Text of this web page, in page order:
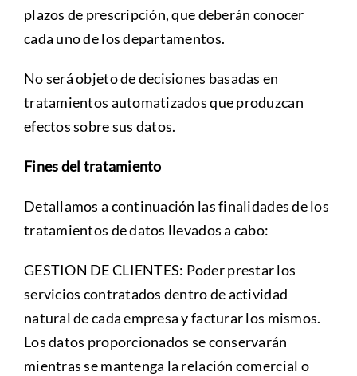
plazos de prescripción, que deberán conocer
cada uno de los departamentos.
No será objeto de decisiones basadas en
tratamientos automatizados que produzcan
efectos sobre sus datos.
Fines del tratamiento
Detallamos a continuación las finalidades de los
tratamientos de datos llevados a cabo:
GESTION DE CLIENTES: Poder prestar los
servicios contratados dentro de actividad
natural de cada empresa y facturar los mismos.
Los datos proporcionados se conservarán
mientras se mantenga la relación comercial o